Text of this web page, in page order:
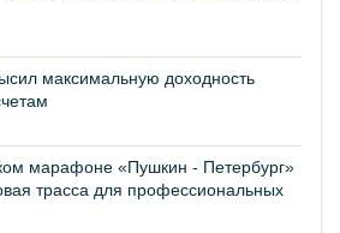
максимальную доходность
марафоне «Пушкин - Петербург»
трасса для профессиональных